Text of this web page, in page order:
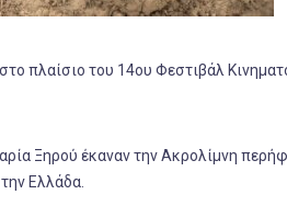
πλαίσιο του 14ου Φεστιβάλ
Ξηρού έκαναν την Ακρολίμνη
Ελλάδα.